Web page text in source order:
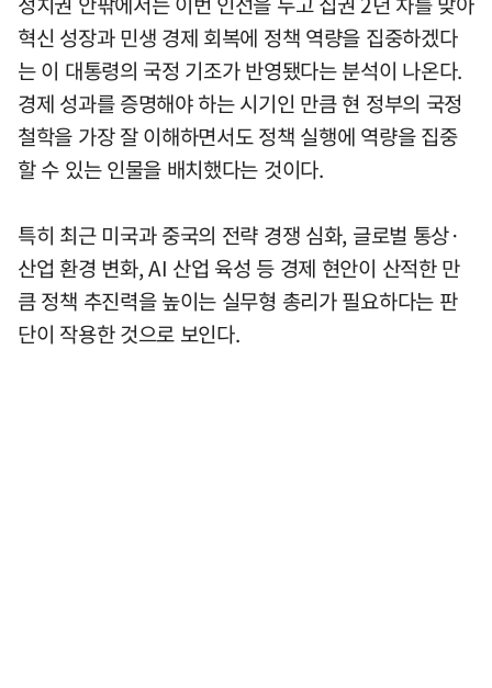
혁신 성장과 민생 경제 회복에 정책 역량을 집중하겠다
는 이 대통령의 국정 기조가 반영됐다는 분석이 나온다.
경제 성과를 증명해야 하는 시기인 만큼 현 정부의 국정
철학을 가장 잘 이해하면서도 정책 실행에 역량을 집중
할 수 있는 인물을 배치했다는 것이다.
특히 최근 미국과 중국의 전략 경쟁 심화, 글로벌 통상·
산업 환경 변화, AI 산업 육성 등 경제 현안이 산적한 만
큼 정책 추진력을 높이는 실무형 총리가 필요하다는 판
단이 작용한 것으로 보인다.